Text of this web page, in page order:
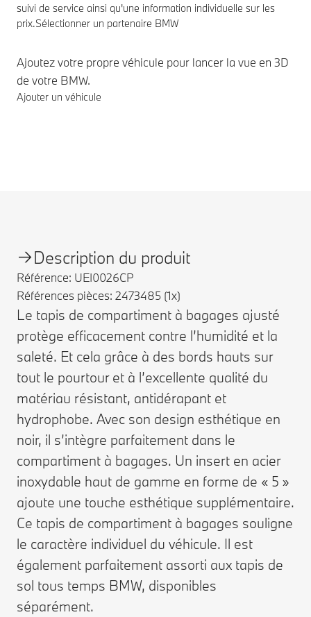
suivi de service ainsi qu'une information individuelle sur les
prix.Sélectionner un partenaire BMW
Ajoutez votre propre véhicule pour lancer la vue en 3D
de votre BMW.
Ajouter un véhicule
Description du produit
Référence: UEI0026CP
Références pièces: 2473485 (1x)
Le tapis de compartiment à bagages ajusté
protège efficacement contre l’humidité et la
saleté. Et cela grâce à des bords hauts sur
tout le pourtour et à l’excellente qualité du
matériau résistant, antidérapant et
hydrophobe. Avec son design esthétique en
noir, il s’intègre parfaitement dans le
compartiment à bagages. Un insert en acier
inoxydable haut de gamme en forme de « 5 »
ajoute une touche esthétique supplémentaire.
Ce tapis de compartiment à bagages souligne
le caractère individuel du véhicule. Il est
également parfaitement assorti aux tapis de
sol tous temps BMW, disponibles
séparément.